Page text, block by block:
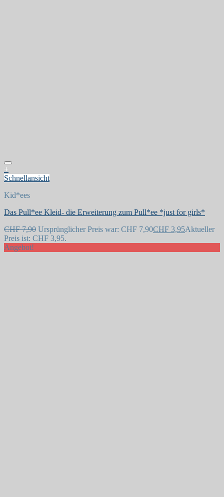
Auf die Wunschliste
+
Schnellansicht
Kid*ees
Das Pull*ee Kleid- die Erweiterung zum Pull*ee *just for girls*
CHF7,90 Ursprünglicher Preis war: CHF 7,90CHF 3,95Aktueller
Preis ist: CHF 3,95.
Angebot!